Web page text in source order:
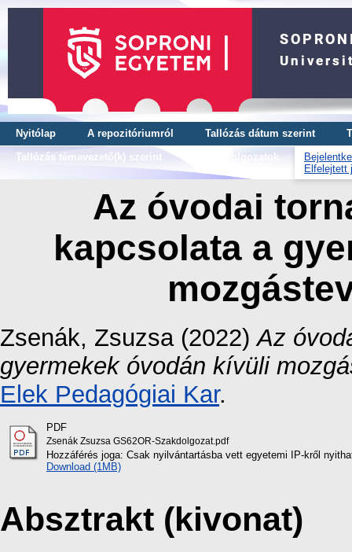
Nyitólap A repozitóriumról Tallózás dátum szerint
Tallózás témavezető(k) szerint
OTDK dolgozatok
Elfelejtett
Az óvodai
kapcsolata a
Zsenák, Zsuzsa(2022)Az
gyermekek óvodán kívüli
Elek Pedagógiai Kar.
PDF
Zsenák Zsuzsa GS62OR-Szakdolgozat.pdf
Hozzáférés joga: Csak nyilvántartásba vett egyetemi IP-kről
Download (1MB)
Absztrakt (kivonat)